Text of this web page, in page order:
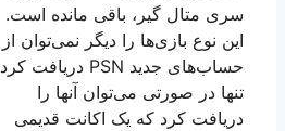
سری متال گیر، باقی مانده است.
این نوع بازی‌ها را دیگر نمی‌توان از
حساب‌های جدید PSN دریافت کرد و
تنها در صورتی می‌توان آنها را
دریافت کرد که یک اکانت قدیمی